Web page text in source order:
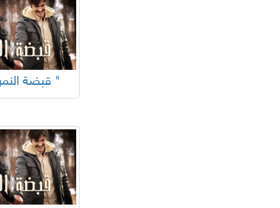
"قبضة النمر الحلقة "